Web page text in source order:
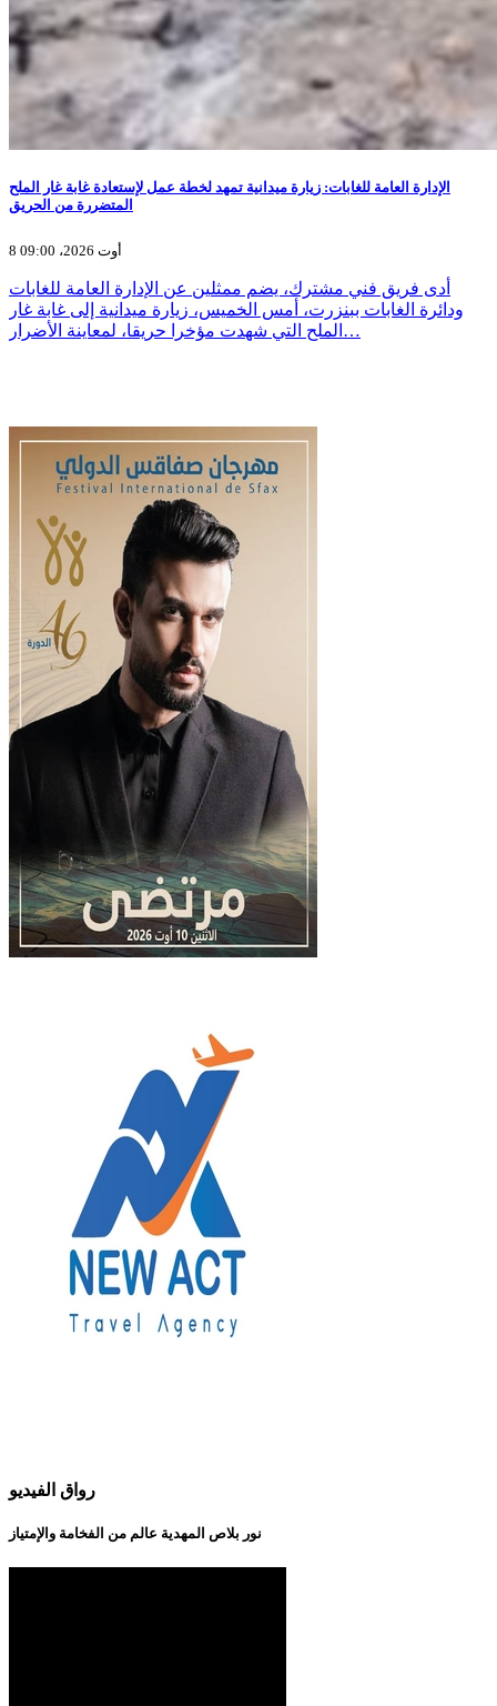
الإدارة العامة للغابات: زيارة ميدانية تمهد لخطة عمل لإستعادة غابة غار الملح
المتضررة من الحريق
8 أوت 2026، 09:00
أدى فريق فني مشترك، يضم ممثلين عن الإدارة العامة للغابات
ودائرة الغابات ببنزرت، أمس الخميس، زيارة ميدانية إلى غابة غار
الملح التي شهدت مؤخرا حريقا، لمعاينة الأضرار…
رواق الفيديو
نور بلاص المهدية عالم من الفخامة والإمتياز